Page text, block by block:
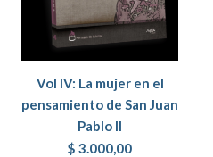
Vol IV: La mujer en el
pensamiento de San Juan
Pablo II
$ 3.000,00